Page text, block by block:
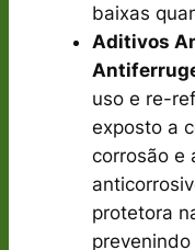
baixas
Aditivos
uso e re-
exposto a
corrosão e
protetora